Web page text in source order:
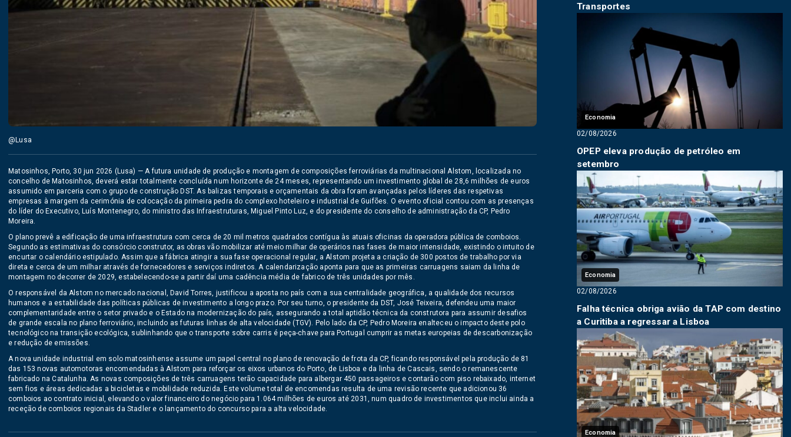
@Lusa
Matosinhos, Porto, 30 jun 2026 (Lusa) — A futura unidade de produção e montagem de composições ferroviárias da multinacional Alstom, localizada no
concelho de Matosinhos, deverá estar totalmente concluída num horizonte de 24 meses, representando um investimento global de 28,6 milhões de euros
assumido em parceria com o grupo de construção DST. As balizas temporais e orçamentais da obra foram avançadas pelos líderes das respetivas
empresas à margem da cerimónia de colocação da primeira pedra do complexo hoteleiro e industrial de Guifões. O evento oficial contou com as presenças
do líder do Executivo, Luís Montenegro, do ministro das Infraestruturas, Miguel Pinto Luz, e do presidente do conselho de administração da CP, Pedro
Moreira.
O plano prevê a edificação de uma infraestrutura com cerca de 20 mil metros quadrados contígua às atuais oficinas da operadora pública de comboios.
Segundo as estimativas do consórcio construtor, as obras vão mobilizar até meio milhar de operários nas fases de maior intensidade, existindo o intuito de
encurtar o calendário estipulado. Assim que a fábrica atingir a sua fase operacional regular, a Alstom projeta a criação de 300 postos de trabalho por via
direta e cerca de um milhar através de fornecedores e serviços indiretos. A calendarização aponta para que as primeiras carruagens saiam da linha de
montagem no decorrer de 2029, estabelecendo-se a partir daí uma cadência média de fabrico de três unidades por mês.
O responsável da Alstom no mercado nacional, David Torres, justificou a aposta no país com a sua centralidade geográfica, a qualidade dos recursos
humanos e a estabilidade das políticas públicas de investimento a longo prazo. Por seu turno, o presidente da DST, José Teixeira, defendeu uma maior
complementaridade entre o setor privado e o Estado na modernização do país, assegurando a total aptidão técnica da construtora para assumir desafios
de grande escala no plano ferroviário, incluindo as futuras linhas de alta velocidade (TGV). Pelo lado da CP, Pedro Moreira enalteceu o impacto deste polo
tecnológico na transição ecológica, sublinhando que o transporte sobre carris é peça-chave para Portugal cumprir as metas europeias de descarbonização
e redução de emissões.
A nova unidade industrial em solo matosinhense assume um papel central no plano de renovação de frota da CP, ficando responsável pela produção de 81
das 153 novas automotoras encomendadas à Alstom para reforçar os eixos urbanos do Porto, de Lisboa e da linha de Cascais, sendo o remanescente
fabricado na Catalunha. As novas composições de três carruagens terão capacidade para albergar 450 passageiros e contarão com piso rebaixado, internet
sem fios e áreas dedicadas a bicicletas e mobilidade reduzida. Este volume total de encomendas resulta de uma revisão recente que adicionou 36
comboios ao contrato inicial, elevando o valor financeiro do negócio para 1.064 milhões de euros até 2031, num quadro de investimentos que inclui ainda a
receção de comboios regionais da Stadler e o lançamento do concurso para a alta velocidade.
Transportes
Economia
02/08/2026
OPEP eleva produção de petróleo em
setembro
Economia
02/08/2026
Falha técnica obriga avião da TAP com destino
a Curitiba a regressar a Lisboa
Economia